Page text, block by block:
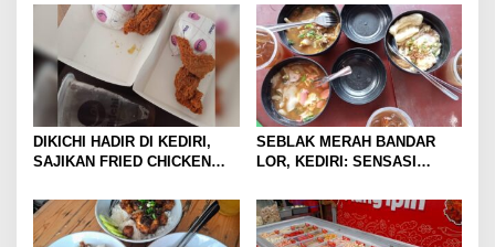
SAJA
GORENG USUS CRISPY
IKONIKNYA
DIKICHI HADIR DI KEDIRI,
SAJIKAN FRIED CHICKEN
SEBLAK MERAH BANDAR
LOR, KEDIRI: SENSASI
HARGA TERJANGKAU